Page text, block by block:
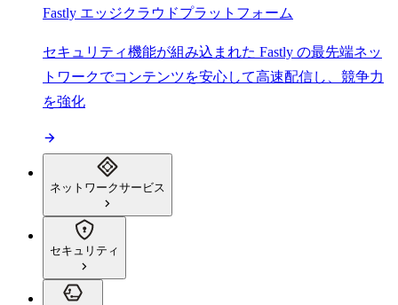
Fastly エッジクラウドプラットフォーム
セキュリティ機能が組み込まれた Fastly の最先端ネッ
トワークでコンテンツを安心して高速配信し、競争力
を強化
ネットワークサービス
セキュリティ